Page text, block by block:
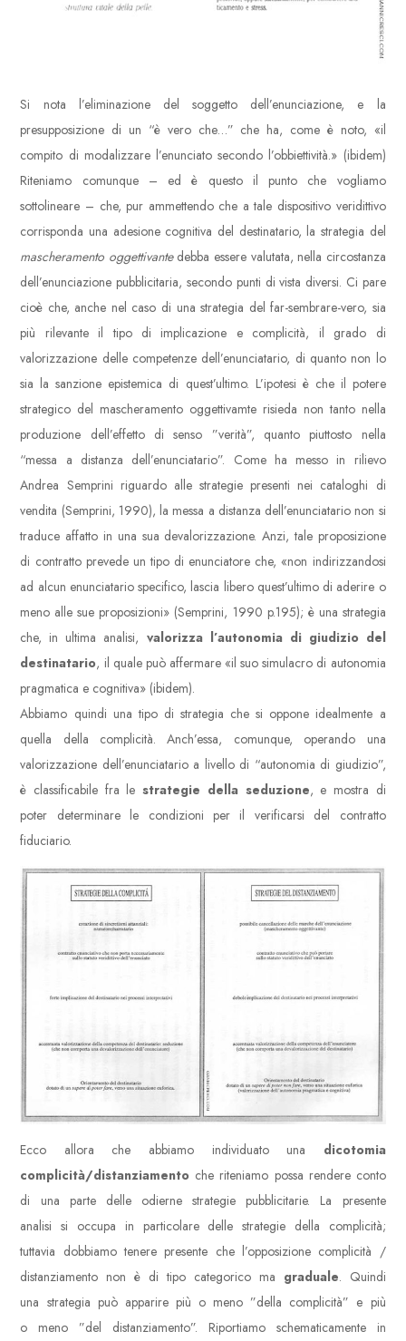
Si nota l’eliminazione del soggetto dell’enunciazione, e la
presupposizione di un “è vero che…” che ha, come è noto, «il
compito di modalizzare l’enunciato secondo l’obbiettività.» (ibidem)
Riteniamo comunque – ed è questo il punto che vogliamo
sottolineare – che, pur ammettendo che a tale dispositivo veridittivo
corrisponda una adesione cognitiva del destinatario, la strategia del
mascheramento oggettivantedebba essere valutata, nella circostanza
dell’enunciazione pubblicitaria, secondo punti di vista diversi. Ci pare
cioè che, anche nel caso di una strategia del far-sembrare-vero, sia
più rilevante il tipo di implicazione e complicità, il grado di
valorizzazione delle competenze dell’enunciatario, di quanto non lo
sia la sanzione epistemica di quest’ultimo. L’ipotesi è che il potere
strategico del mascheramento oggettivamte risieda non tanto nella
produzione dell’effetto di senso ”verità”, quanto piuttosto nella
“messa a distanza dell’enunciatario”. Come ha messo in rilievo
Andrea Semprini riguardo alle strategie presenti nei cataloghi di
vendita (Semprini, 1990), la messa a distanza dell’enunciatario non si
traduce affatto in una sua devalorizzazione. Anzi, tale proposizione
di contratto prevede un tipo di enunciatore che, «non indirizzandosi
ad alcun enunciatario specifico, lascia libero quest’ultimo di aderire o
meno alle sue proposizioni» (Semprini, 1990 p.195); è una strategia
che, in ultima analisi, valorizza l’autonomia di giudizio del
destinatario, il quale può affermare «il suo simulacro di autonomia
pragmatica e cognitiva» (ibidem).
Abbiamo quindi una tipo di strategia che si oppone idealmente a
quella della complicità. Anch’essa, comunque, operando una
valorizzazione dell’enunciatario a livello di “autonomia di giudizio”,
è classificabile fra lestrategie della seduzione, e mostra di
poter determinare le condizioni per il verificarsi del contratto
fiduciario.
Ecco allora che abbiamo individuato una dicotomia
complicità/distanziamento che riteniamo possa rendere conto
di una parte delle odierne strategie pubblicitarie. La presente
analisi si occupa in particolare delle strategie della complicità;
tuttavia dobbiamo tenere presente che l’opposizione complicità /
distanziamento non è di tipo categorico ma graduale. Quindi
una strategia può apparire più o meno ”della complicità” e più
o meno ”del distanziamento”. Riportiamo schematicamente in